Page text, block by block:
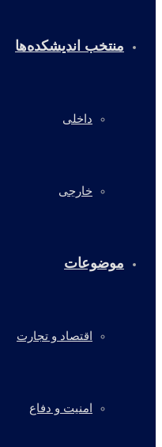
منتخب اندیشکده‌ها
داخلی
خارجی
موضوعات
اقتصاد و تجارت
امنیت و دفاع